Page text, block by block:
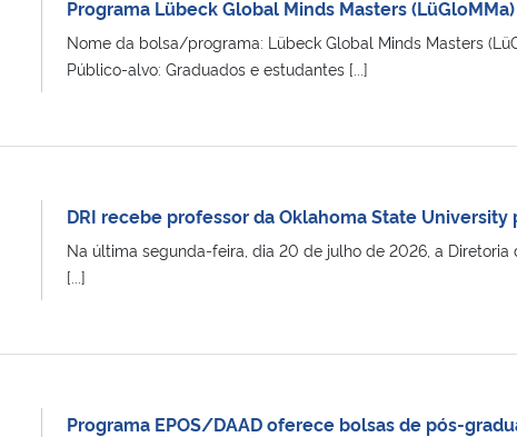
Programa Lübeck Global Minds Masters
Nome da bolsa/programa: Lübeck Global Minds Masters
Público-alvo: Graduados e estudantes [...]
DRI recebe professor da Oklahoma State
Na última segunda-feira, dia 20 de julho de 2026, a Diretoria
[...]
Programa EPOS/DAAD oferece bolsas de pós-